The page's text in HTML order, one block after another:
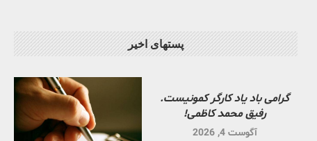
پستهای اخیر
گرامی باد یاد کارگر کمونیست.
رفیق محمد کاظمی!
آگوست 4, 2026